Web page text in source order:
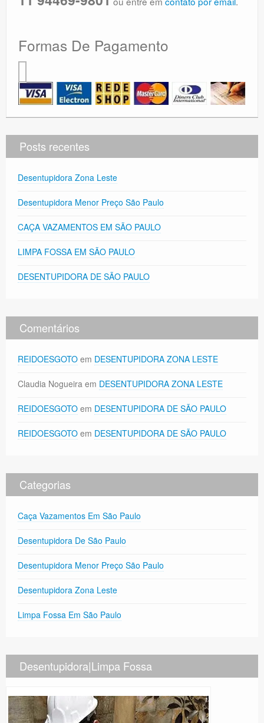
Formas De Pagamento
Posts recentes
Desentupidora Zona Leste
Desentupidora Menor Preço São Paulo
CAÇA VAZAMENTOS EM SÃO PAULO
LIMPA FOSSA EM SÃO PAULO
DESENTUPIDORA DE SÃO PAULO
Comentários
REIDOESGOTO em DESENTUPIDORA ZONA LESTE
Claudia Nogueira em DESENTUPIDORA ZONA LESTE
REIDOESGOTO em DESENTUPIDORA DE SÃO PAULO
REIDOESGOTO em DESENTUPIDORA DE SÃO PAULO
Categorias
Caça Vazamentos Em São Paulo
Desentupidora De São Paulo
Desentupidora Menor Preço São Paulo
Desentupidora Zona Leste
Limpa Fossa Em São Paulo
Desentupidora|Limpa Fossa